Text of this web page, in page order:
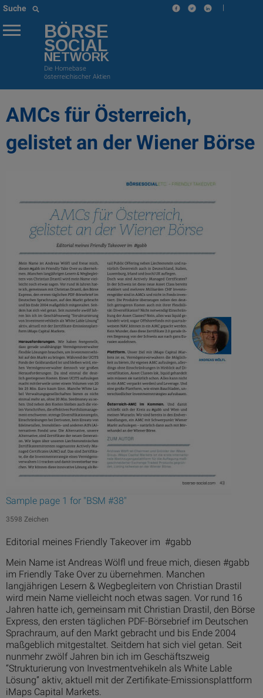
Suche |
BÖRSE
SOCIAL
NETWORK
Die Homebase
österreichischer Aktien
AMCs für Österreich,
gelistet an der Wiener Börse
Sample page 1 for "BSM #38"
3598 Zeichen
Editorial meines Friendly Takeover im #gabb
Mein Name ist Andreas Wölfl und freue mich, diesen #gabb
im Friendly Take Over zu übernehmen. Manchen
langjährigen Lesern & Wegbegleitern von Christian Drastil
wird mein Name vielleicht noch etwas sagen. Vor rund 16
Jahren hatte ich, gemeinsam mit Christian Drastil, den Börse
Express, den ersten täglichen PDF-Börsebrief im Deutschen
Sprachraum, auf den Markt gebracht und bis Ende 2004
maßgeblich mitgestaltet. Seitdem hat sich viel getan. Seit
nunmehr zwölf Jahren bin ich im Geschäftszweig
“Strukturierung von Investmentvehikeln als White Lable
Lösung” aktiv, aktuell mit der Zertifikate-Emissionsplattform
iMaps Capital Markets.